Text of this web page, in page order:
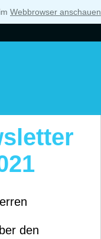
Webbrowser anschauen
den